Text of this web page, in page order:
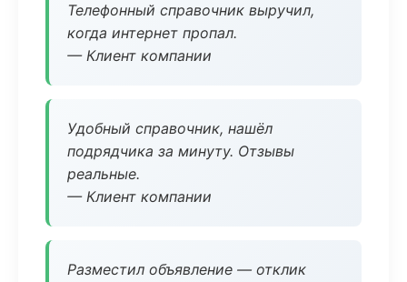
Телефонный справочник выручил,
когда интернет пропал.
— Клиент компании
Удобный справочник, нашёл
подрядчика за минуту. Отзывы
реальные.
— Клиент компании
Разместил объявление — отклик